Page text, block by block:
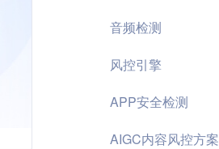
控
音频检测
风控引擎
APP安全检测
AIGC内容风控方案